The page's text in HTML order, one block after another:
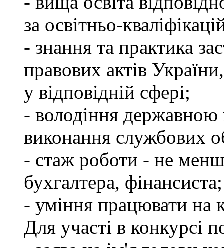
за освітньо-
- знання та практика
правових актів
у відповідній сфері;
- володіння державною
виконання службових
- стаж роботи - не
бухгалтера, фінансиста;
- уміння працювати на
Для участі в конкурсі